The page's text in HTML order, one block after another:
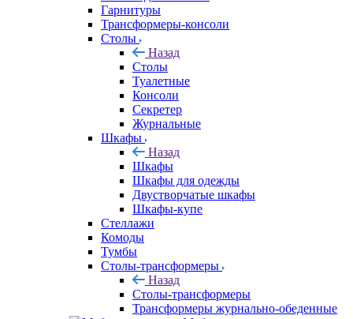
Гарнитуры
Трансформеры-консоли
Столы
Назад
Столы
Туалетные
Консоли
Секретер
Журнальные
Шкафы
Назад
Шкафы
Шкафы для одежды
Двустворчатые шкафы
Шкафы-купе
Стеллажи
Комоды
Тумбы
Столы-трансформеры
Назад
Столы-трансформеры
Трансформеры журнально-обеденные